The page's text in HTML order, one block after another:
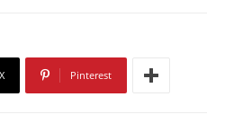
X Pinterest